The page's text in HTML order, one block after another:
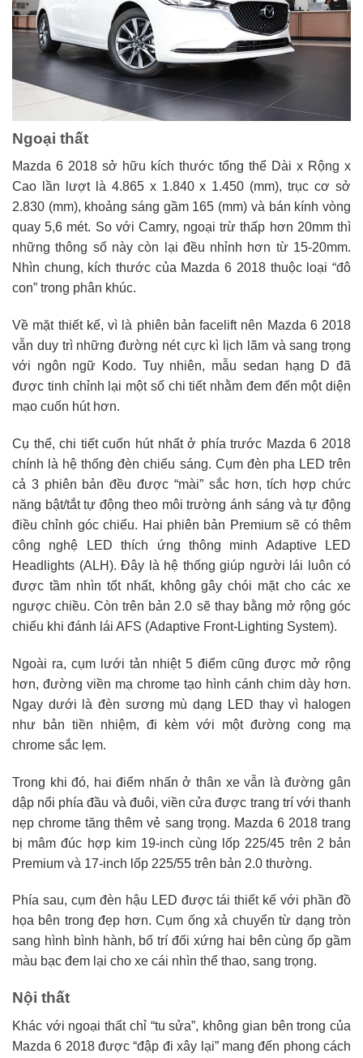
Ngoại thất
Mazda 6 2018 sở hữu kích thước tổng thể Dài x Rộng x
Cao lần lượt là 4.865 x 1.840 x 1.450 (mm), trục cơ sở
2.830 (mm), khoảng sáng gầm 165 (mm) và bán kính vòng
quay 5,6 mét. So với Camry, ngoại trừ thấp hơn 20mm thì
những thông số này còn lại đều nhỉnh hơn từ 15-20mm.
Nhìn chung, kích thước của Mazda 6 2018 thuộc loại “đô
con” trong phân khúc.
Về mặt thiết kế, vì là phiên bản facelift nên Mazda 6 2018
vẫn duy trì những đường nét cực kì lịch lãm và sang trọng
với ngôn ngữ Kodo. Tuy nhiên, mẫu sedan hạng D đã
được tinh chỉnh lại một số chi tiết nhằm đem đến một diện
mạo cuốn hút hơn.
Cụ thể, chi tiết cuốn hút nhất ở phía trước Mazda 6 2018
chính là hệ thống đèn chiếu sáng. Cụm đèn pha LED trên
cả 3 phiên bản đều được “mài” sắc hơn, tích hợp chức
năng bật/tắt tự động theo môi trường ánh sáng và tự động
điều chỉnh góc chiếu. Hai phiên bản Premium sẽ có thêm
công nghệ LED thích ứng thông minh Adaptive LED
Headlights (ALH). Đây là hệ thống giúp người lái luôn có
được tầm nhìn tốt nhất, không gây chói mặt cho các xe
ngược chiều. Còn trên bản 2.0 sẽ thay bằng mở rộng góc
chiếu khi đánh lái AFS (Adaptive Front-Lighting System).
Ngoài ra, cụm lưới tản nhiệt 5 điểm cũng được mở rộng
hơn, đường viền mạ chrome tạo hình cánh chim dày hơn.
Ngay dưới là đèn sương mù dạng LED thay vì halogen
như bản tiền nhiệm, đi kèm với một đường cong mạ
chrome sắc lẹm.
Trong khi đó, hai điểm nhấn ở thân xe vẫn là đường gân
dập nổi phía đầu và đuôi, viền cửa được trang trí với thanh
nẹp chrome tăng thêm vẻ sang trọng. Mazda 6 2018 trang
bị mâm đúc hợp kim 19-inch cùng lốp 225/45 trên 2 bản
Premium và 17-inch lốp 225/55 trên bản 2.0 thường.
Phía sau, cụm đèn hậu LED được tái thiết kế với phần đồ
họa bên trong đẹp hơn. Cụm ống xả chuyển từ dạng tròn
sang hình bình hành, bố trí đối xứng hai bên cùng ốp gầm
màu bạc đem lại cho xe cái nhìn thể thao, sang trọng.
Nội thất
Khác với ngoại thất chỉ “tu sửa”, không gian bên trong của
Mazda 6 2018 được “đập đi xây lại” mang đến phong cách